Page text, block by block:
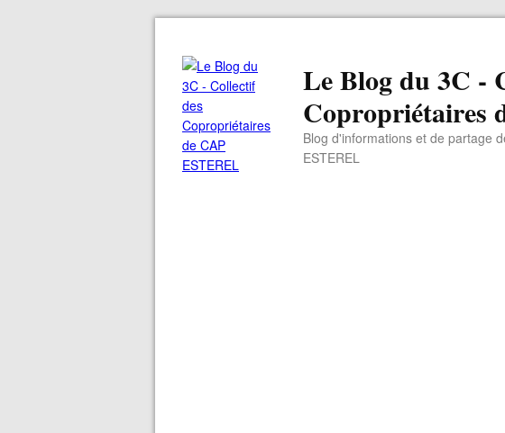
Le Blog du 3C -
Copropriétaires
Blog d'informations et de partage
ESTEREL